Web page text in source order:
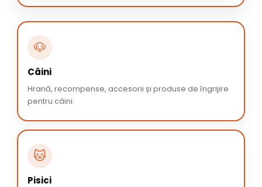
🐶
Câini
Hrană, recompense, accesorii și produse de îngrijire
pentru câini.
🐱
Pisici